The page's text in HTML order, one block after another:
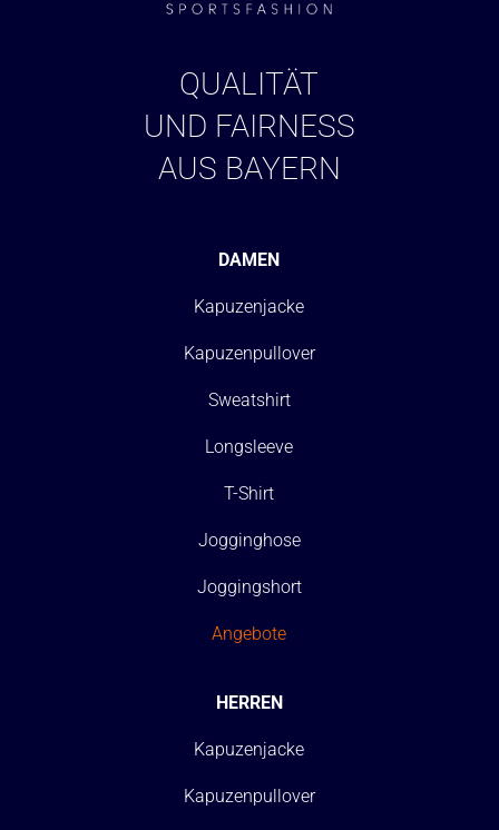
QUALITÄT
UND FAIRNESS
AUS BAYERN
DAMEN
Kapuzenjacke
Kapuzenpullover
Sweatshirt
Longsleeve
T-Shirt
Jogginghose
Joggingshort
Angebote
HERREN
Kapuzenjacke
Kapuzenpullover